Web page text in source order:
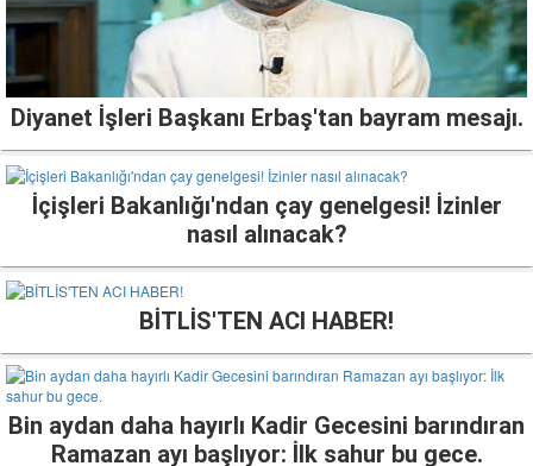
Diyanet İşleri Başkanı Erbaş'tan bayram mesajı.
İçişleri Bakanlığı'ndan çay genelgesi! İzinler
nasıl alınacak?
BİTLİS'TEN ACI HABER!
Bin aydan daha hayırlı Kadir Gecesini barındıran
Ramazan ayı başlıyor: İlk sahur bu gece.